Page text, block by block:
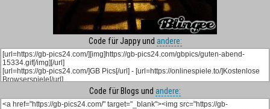
Code für Jappy und andere:
Code für Blogs und andere: